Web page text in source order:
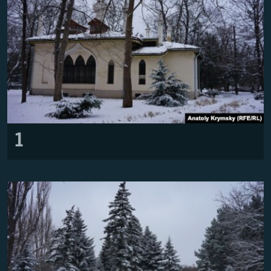
ВІДЕОУРОКИ «ELIFBE»
СВІДЧЕННЯ ОКУПАЦІЇ
УКРАЇНСЬКА ПРОБЛЕМА КРИМУ
ІНФОГРАФІКА
Русский
Qırımtatar
ДОЛУЧАЙСЯ!
Усі сайти RFE/RL
1